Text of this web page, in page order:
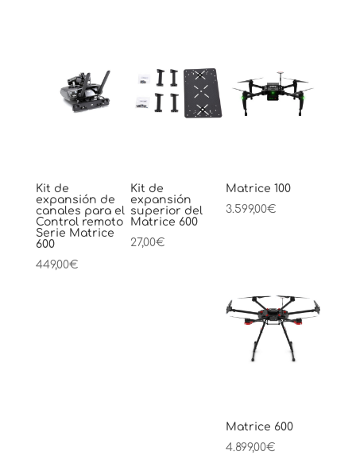
Kit de
expansión de
canales para el
Control remoto
Serie Matrice
600
449,00€
Kit de
expansión
superior del
Matrice 600
27,00€
Matrice 100
3.599,00€
Matrice 600
4.899,00€